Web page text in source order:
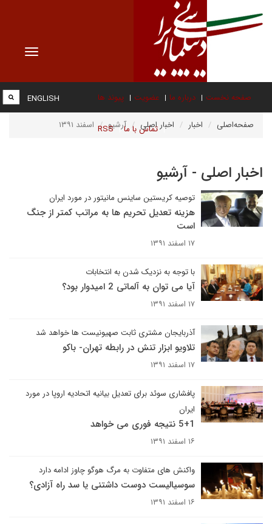
Toggle
صفحه نخست درباره ما عضویت پیوند ها
تماس با ما RSS
ENGLISH
صفحه‌اصلی اخبار اخبار اصلی آرشیو اسفند ۱۳۹۱
اخبار اصلی - آرشیو
توصیه کریستین ساینس مانیتور در مورد ایران
هزینه تعدیل تحریم ها به مراتب کمتر از جنگ
است
۱۷ اسفند ۱۳۹۱
با توجه به نزدیک شدن به انتخابات
آیا می توان به آلماتی 2 امیدوار بود؟
۱۷ اسفند ۱۳۹۱
آذربایجان مشتری ثابت صهیونیست ها خواهد شد
تلاویو ابزار تنش در رابطه تهران- باکو
۱۷ اسفند ۱۳۹۱
پافشاری سوئد برای تعدیل بیانیه اتحادیه اروپا در مورد
ایران
5+1 نتیجه فوری می خواهد
۱۶ اسفند ۱۳۹۱
واکنش های متفاوت به مرگ هوگو چاوز ادامه دارد
سوسیالیست دوست داشتنی یا سد راه آزادی؟
۱۶ اسفند ۱۳۹۱